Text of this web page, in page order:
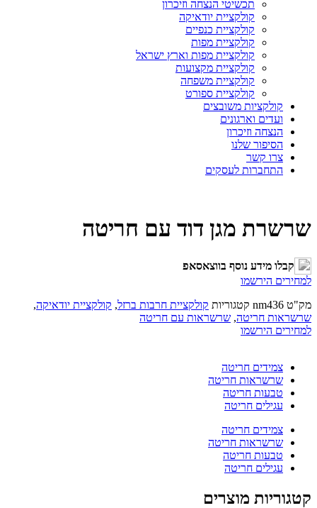
תכשיטי הנצחה וזיכרון
קולקציית יודאיקה
קולקציית כנפיים
קולקציית מפות
קולקציית מפות וארץ ישראל
קולקציית מקצועות
קולקציית משפחה
קולקציית ספורט
קולקציות משובצים
ועדים וארגונים
הנצחה וזיכרון
הסיפור שלנו
צרו קשר
התחברות לעסקים
שרשרת מגן דוד עם חריטה
קבלו מידע נוסף בווצאסאפ
למחירים הירשמו
מק"ט nm436 קטגוריות קולקציית חרבות ברזל, קולקציית יודאיקה,
שרשראות חריטה, שרשראות עם חריטה
למחירים הירשמו
צמידים חריטה
שרשראות חריטה
טבעות חריטה
עגילים חריטה
צמידים חריטה
שרשראות חריטה
טבעות חריטה
עגילים חריטה
קטגוריות מוצרים